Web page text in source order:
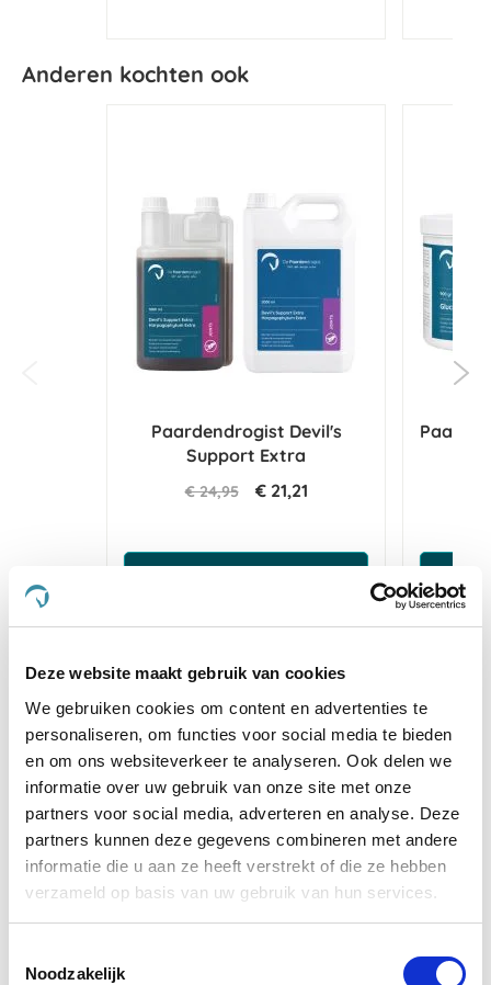
Deze website maakt gebruik van cookies
We gebruiken cookies om content en advertenties te
personaliseren, om functies voor social media te bieden
en om ons websiteverkeer te analyseren. Ook delen we
informatie over uw gebruik van onze site met onze
partners voor social media, adverteren en analyse. Deze
partners kunnen deze gegevens combineren met andere
informatie die u aan ze heeft verstrekt of die ze hebben
verzameld op basis van uw gebruik van hun services.
Noodzakelijk
Anderen kochten ook
Paardendrogist Devil's
Support Extra
€ 24,95 € 21,21
star
rating
8 Beoordelingen
Schrijf Een Review Stel Een Vraag
BEOORDELINGEN VRAGEN